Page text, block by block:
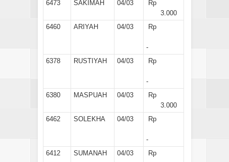
6473
SAKIMAH 04/03
Rp
3.000
6460
ARIYAH 04/03 Rp
-
6378
RUSTIYAH 04/03 Rp
-
6380
MASPUAH 04/03
Rp
3.000
6462
SOLEKHA 04/03 Rp
-
6412
SUMANAH 04/03 Rp